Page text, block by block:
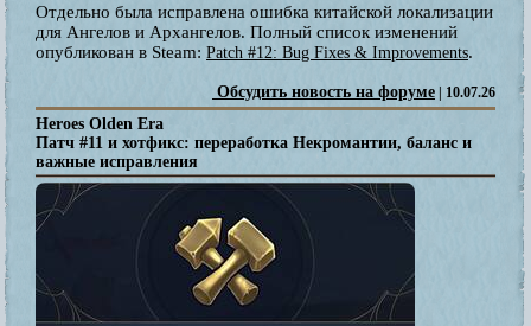
Отдельно была исправлена ошибка китайской локализации
для Ангелов и Архангелов. Полный список изменений
опубликован в Steam: Patch #12: Bug Fixes & Improvements.
Обсудить новость на форуме | 10.07.26
Heroes Olden Era
Патч #11 и хотфикс: переработка Некромантии, баланс и
важные исправления